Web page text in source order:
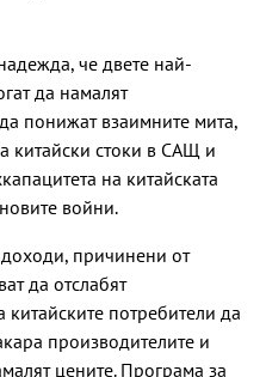
че двете най-
да намалят
понижат взаимните мита,
китайски стоки в САЩ и
на китайската
войни.
причинени от
да отслабят
потребители да
производителите и
цените. Програма за